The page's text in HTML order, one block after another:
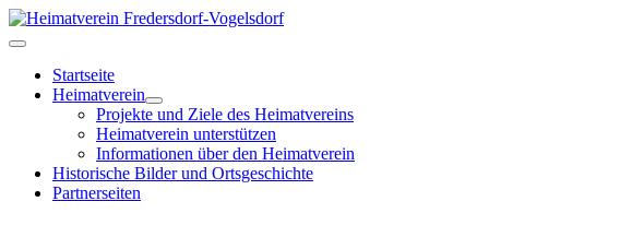
Startseite
Heimatverein
Projekte und Ziele des Heimatvereins
Heimatverein unterstützen
Informationen über den Heimatverein
Historische Bilder und Ortsgeschichte
Partnerseiten